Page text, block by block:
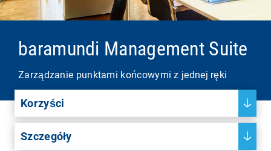
baramundi Management Suite
Zarządzanie punktami końcowymi z jednej ręki
Korzyści
Szczegóły